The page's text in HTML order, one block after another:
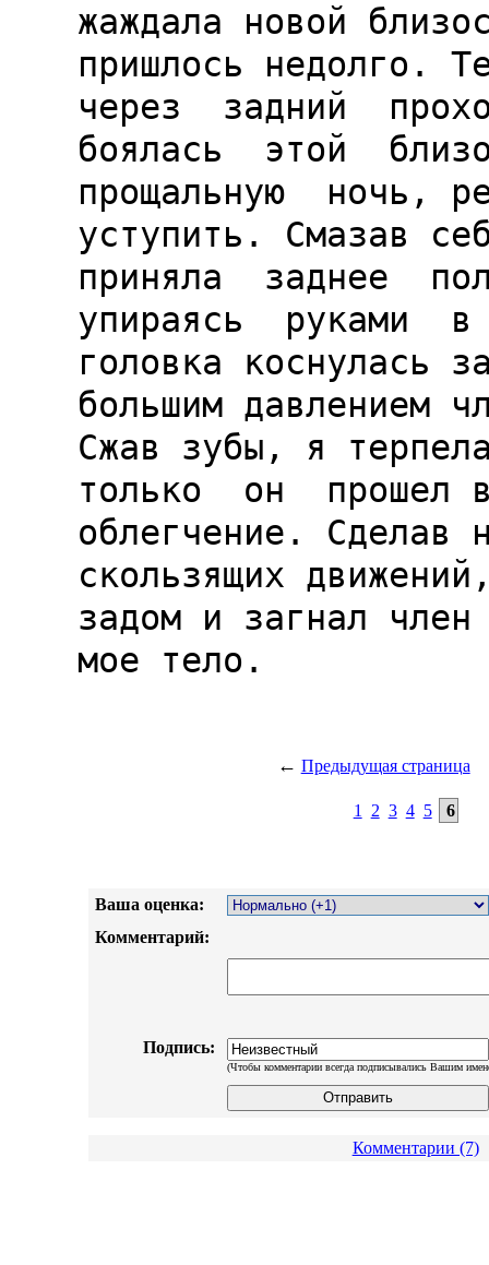
жаждала новой
пришлось недолго.
через  задний
боялась  этой
прощальную  ночь,
уступить. Смазав
приняла  заднее
упираясь  руками
головка коснулась
большим давлением
Сжав зубы, я
только  он  прошел
облегчение. Сделав
скользящих
задом и загнал член
мое тело.
← Предыдущая страница
1 2 3 4 5 6
Ваша оценка:
Комментарий:
Подпись:
(Чтобы комментарии всегда подписывались Вашим
Комментарии (7)